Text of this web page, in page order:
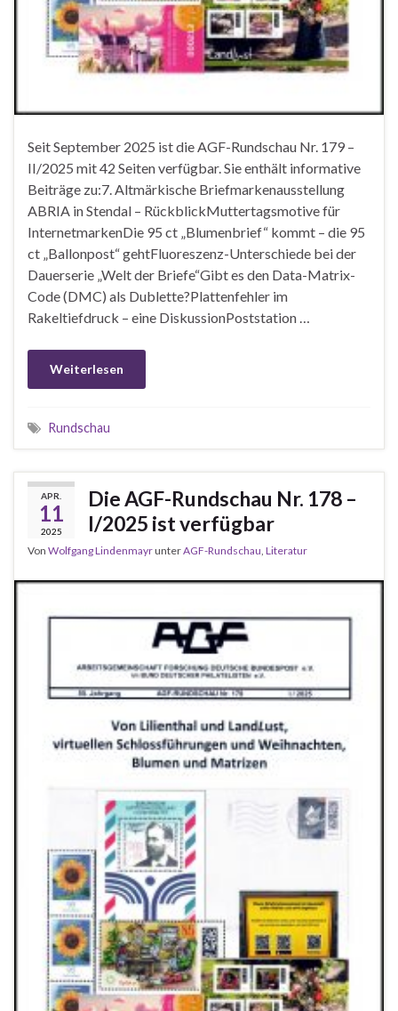
Seit September 2025 ist die AGF-Rundschau Nr. 179 –
II/2025 mit 42 Seiten verfügbar. Sie enthält informative
Beiträge zu:7. Altmärkische Briefmarkenausstellung
ABRIA in Stendal – RückblickMuttertagsmotive für
InternetmarkenDie 95 ct „Blumenbrief“ kommt – die 95
ct „Ballonpost“ gehtFluoreszenz-Unterschiede bei der
Dauerserie „Welt der Briefe“Gibt es den Data-Matrix-
Code (DMC) als Dublette?Plattenfehler im
Rakeltiefdruck – eine DiskussionPoststation …
Weiterlesen
Rundschau
APR.
11
2025
Die AGF-Rundschau Nr. 178 –
I/2025 ist verfügbar
Von Wolfgang LindenmayrunterAGF-Rundschau, Literatur